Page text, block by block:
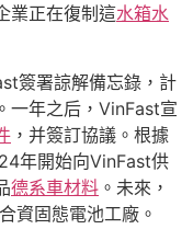
業正在復制這水箱水
簽署諒解備忘錄，計
一年之后，VinFast宣
，并簽訂協議。根據
年開始向VinFast供
德系車材料 。未來，
資固態電池工廠。